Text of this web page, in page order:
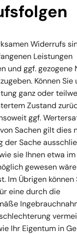
Widerrufs
Leistungen
und ggf. gezogene
Können Sie
ganz oder
Zustand
ggf.
Sachen gilt dies
der Sache
sie Ihnen etwa im
gewesen
Im Übrigen
eine durch die
Ihr Eigentum in